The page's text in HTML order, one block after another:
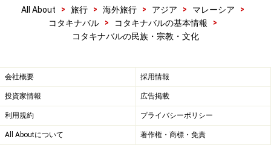
All About > 旅行 > 海外旅行 > アジア > マレーシア
>
コタキナバル
> コタキナバルの基本情報
>
コタキナバルの民族・宗教・文化
会社概要 採用情報
投資家情報 広告掲載
利用規約 プライバシーポリシー
All Aboutについて 著作権・商標・免責